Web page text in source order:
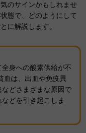
のサインかもしれませ
態で、どのようにして
に解説します。
身への酸素供給が不
血は、出血や免疫異
どさまざまな原因で
どを引き起こしま